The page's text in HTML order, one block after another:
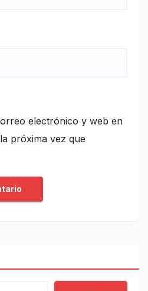
electrónico y web en
próxima vez que